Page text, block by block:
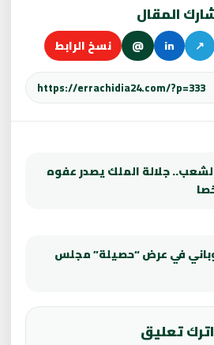
المقال
↗
in
@ نسخ الرابط
جلالة الملك يصدر عفوه
في عرض “حصيلة” مجلس
اترك تعليق